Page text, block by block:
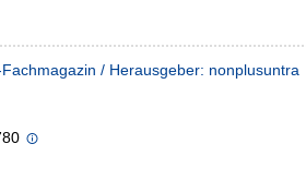
/ Herausgeber: nonplusuntra